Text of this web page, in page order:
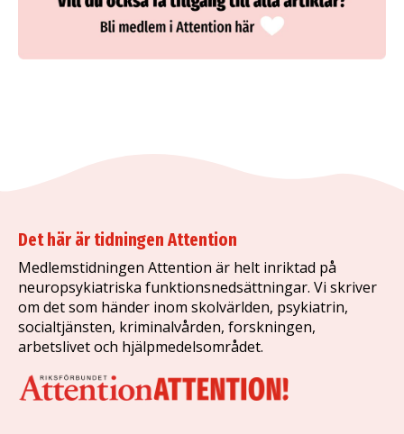
Det här är tidningen Attention
Medlemstidningen Attention är helt inriktad på
neuropsykiatriska funktionsnedsättningar. Vi skriver
om det som händer inom skolvärlden, psykiatrin,
socialtjänsten, kriminalvården, forskningen,
arbetslivet och hjälpmedelsområdet.